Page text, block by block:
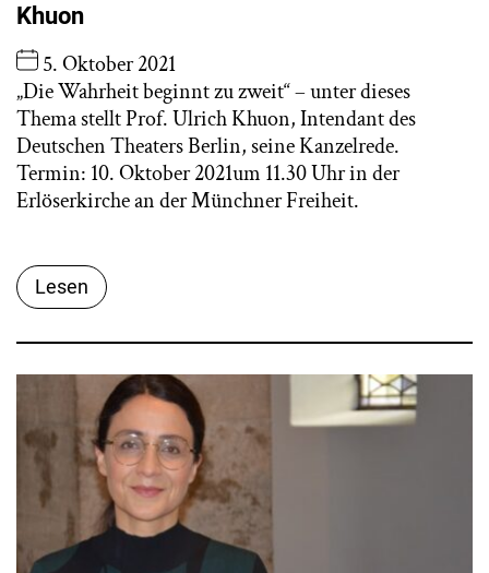
Khuon
5. Oktober 2021
„Die Wahrheit beginnt zu zweit“ – unter dieses
Thema stellt Prof. Ulrich Khuon, Intendant des
Deutschen Theaters Berlin, seine Kanzelrede.
Termin: 10. Oktober 2021um 11.30 Uhr in der
Erlöserkirche an der Münchner Freiheit.
Lesen